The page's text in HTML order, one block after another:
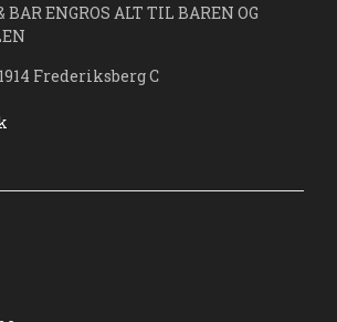
ENGROS ALT TIL BAREN OG
Frederiksberg C